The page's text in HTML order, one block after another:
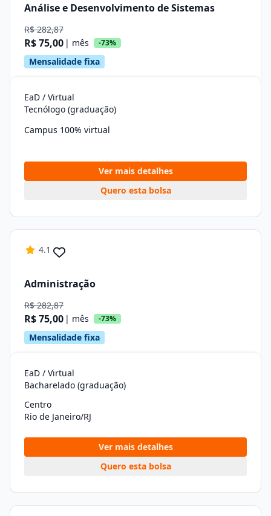
Análise e Desenvolvimento de Sistemas
R$ 282,87
R$ 75,00 | mês -73%
Mensalidade fixa
EaD / Virtual
Tecnólogo (graduação)
Campus 100% virtual
Ver mais detalhes
Quero esta bolsa
4.1
Administração
R$ 282,87
R$ 75,00 | mês -73%
Mensalidade fixa
EaD / Virtual
Bacharelado (graduação)
Centro
Rio de Janeiro/RJ
Ver mais detalhes
Quero esta bolsa